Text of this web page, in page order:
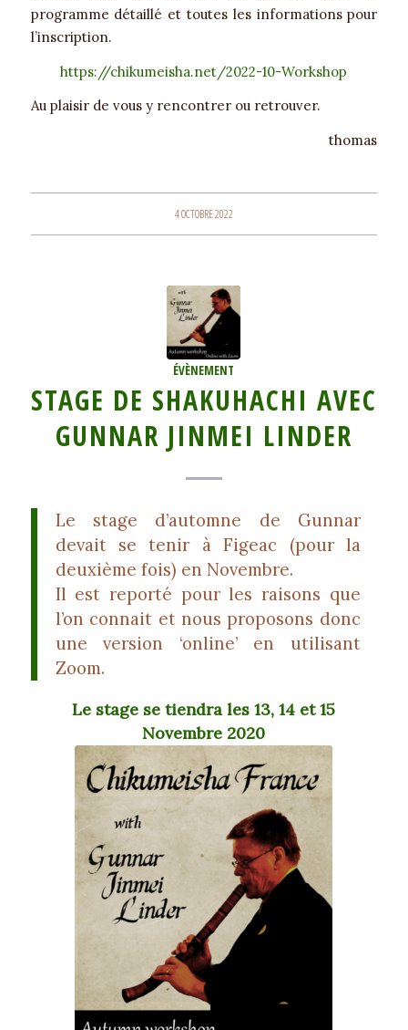
programme détaillé et toutes les informations pour
l’inscription.
https://chikumeisha.net/2022-10-Workshop
Au plaisir de vous y rencontrer ou retrouver.
thomas
4 OCTOBRE 2022
ÉVÈNEMENT
STAGE DE SHAKUHACHI AVEC
GUNNAR JINMEI LINDER
Le stage d’automne de Gunnar
devait se tenir à Figeac (pour la
deuxième fois) en Novembre.
Il est reporté pour les raisons que
l’on connait et nous proposons donc
une version ‘online’ en utilisant
Zoom.
Le stage se tiendra les 13, 14 et 15
Novembre 2020